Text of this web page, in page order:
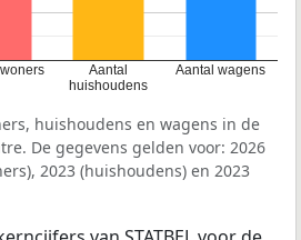
Aantal
huishoudens
Aantal wagens
huishoudens en wagens in de
De gegevens gelden voor: 2026
2023 (huishoudens) en 2023